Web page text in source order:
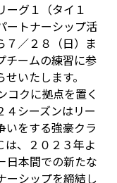
ーグ１（タイ１
トナーシップ活
７／２８（日）ま
ームの練習に参
いたします。
クに拠点を置く
４シーズンはリー
いをする強豪クラ
は、２０２３年よ
日本間での新たな
ーシップを締結し